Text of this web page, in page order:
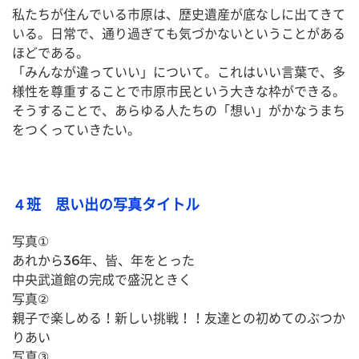
私たちが住んでいる市原は、歴史遺産が底なしに出てきて
いる。日常で、通り過ぎても気づかないということがある
ほどである。
「みんなが違っていい」について。これはいい言葉で、多
様性を尊重することで市原市民という大きな枠ができる。
そうすることで、あらゆる人たちの「想い」がかなうまち
をつくっていきたい。
４班 思い出の写真タイトル
写真①
あれから36年、皆、年をとった
中央武道館の完成で盛況ときく
写真②
親子で楽しめる！新しい挑戦！！友達との初めてのぶつか
りあい